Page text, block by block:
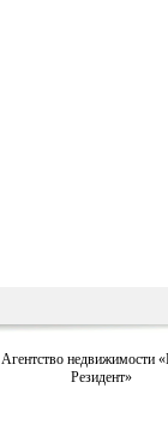
Агентство недвижимости
Резидент»